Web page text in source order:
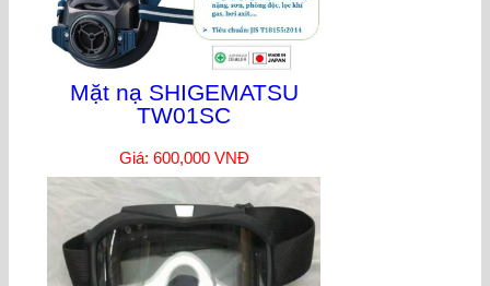
Mặt nạ SHIGEMATSU
TW01SC
Giá: 600,000 VNĐ